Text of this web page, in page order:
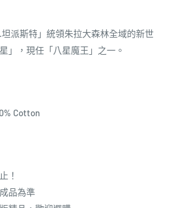
派斯特」統領朱拉大森林全域的新世
」，現任「八星魔王」之一。
Cotton
！
品為準